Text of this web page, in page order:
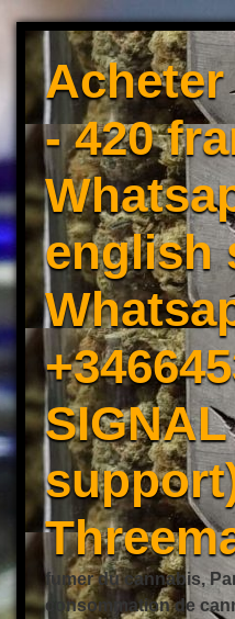
- 420
english
fumer du cannabis,
consommation de